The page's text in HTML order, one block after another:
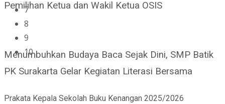
Pemilihan Ketua dan Wakil Ketua OSIS
Menumbuhkan Budaya Baca Sejak Dini, SMP Batik
PK Surakarta Gelar Kegiatan Literasi Bersama
7
8
9
10
Prakata Kepala Sekolah Buku Kenangan 2025/2026